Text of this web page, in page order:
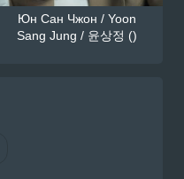
Юн Сан Чжон / Yoon
Sang Jung / 윤상정 ()